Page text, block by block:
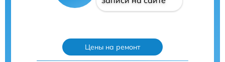
Цены на ремонт